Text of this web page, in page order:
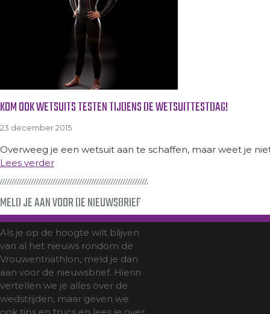
KOM OOK WETSUITS TESTEN TIJDENS DE WETSUITTESTDAG!
23 december 2015
Overweeg je een wetsuit aan te schaffen, maar weet je
Lees verder
MELD JE AAN VOOR DE NIEUWSBRIEF
Als je op de hoogte wilt blijven
van al het nieuws rondom de
Vrouwentriathlon, meld je dan
aan voor de nieuwsbrief. Hierin
vertellen we je alles over de
wedstrijden, maar geven we